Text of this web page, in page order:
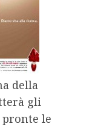
della
gli
le